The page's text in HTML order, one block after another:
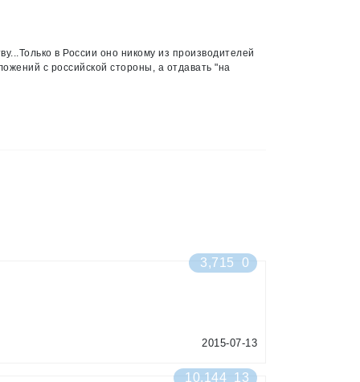
в России оно никому из производителей
с российской стороны, а отдавать "на
3,715 0
2015-07-13
10,144 13